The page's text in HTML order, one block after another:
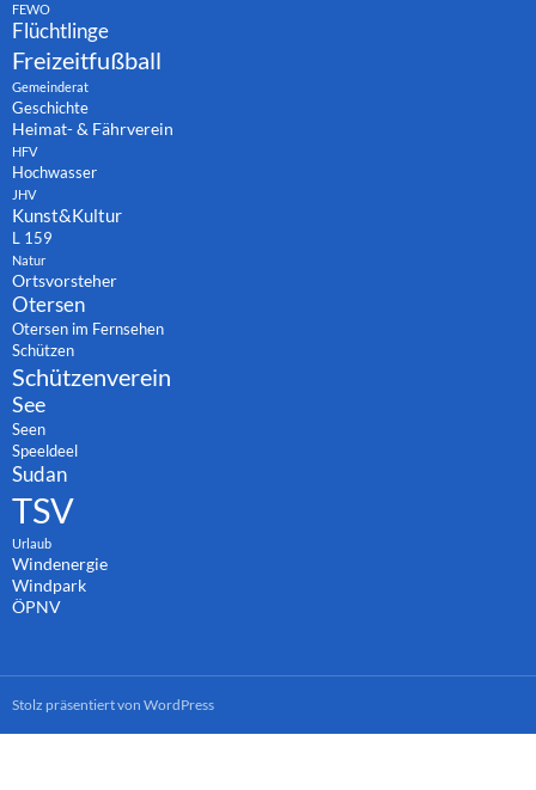
FEWO
Flüchtlinge
Freizeitfußball
Gemeinderat
Geschichte
Heimat- & Fährverein
HFV
Hochwasser
JHV
Kunst&Kultur
L 159
Natur
Ortsvorsteher
Otersen
Otersen im Fernsehen
Schützen
Schützenverein
See
Seen
Speeldeel
Sudan
TSV
Urlaub
Windenergie
Windpark
ÖPNV
Stolz präsentiert von WordPress